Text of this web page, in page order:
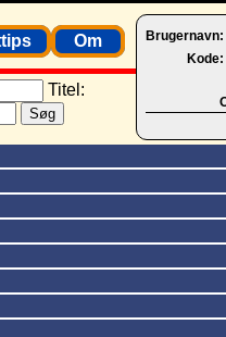
Brugernavn:
Kode:
Om
Titel: